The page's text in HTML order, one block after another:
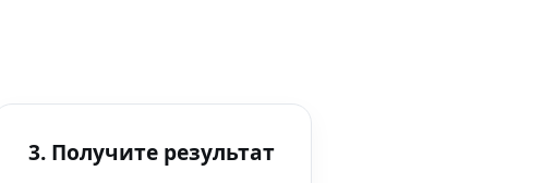
3. Получите результат